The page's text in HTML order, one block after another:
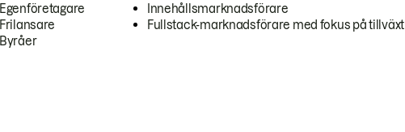
Egenföretagare
Frilansare
Byråer
Innehållsmarknadsförare
Fullstack-marknadsförare med fokus på tillväxt